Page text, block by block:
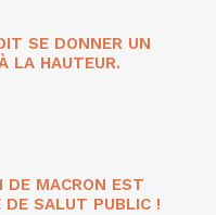
SE DONNER UN
LA HAUTEUR.
DE MACRON EST
DE SALUT PUBLIC !